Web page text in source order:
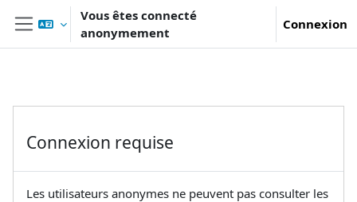
Passer au contenu principal
Panneau latéral
Vous êtes connecté
anonymement
Connexion
Connexion requise
Les utilisateurs anonymes ne peuvent pas consulter les